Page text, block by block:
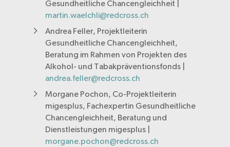
Gesundheitliche Chancengleichheit |
martin.waelchli@redcross.ch
Andrea Feller, Projektleiterin
Gesundheitliche Chancengleichheit,
Beratung im Rahmen von Projekten des
Alkohol- und Tabakpräventionsfonds |
andrea.feller@redcross.ch
Morgane Pochon, Co-Projektleiterin
migesplus, Fachexpertin Gesundheitliche
Chancengleichheit, Beratung und
Dienstleistungen migesplus |
morgane.pochon@redcross.ch